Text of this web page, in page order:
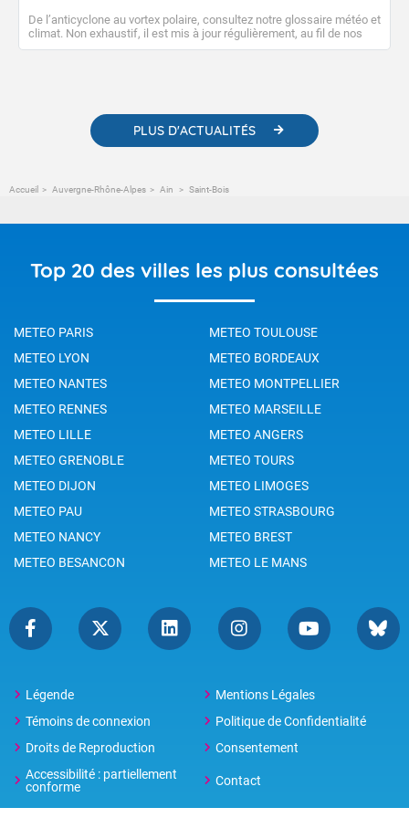
De l’anticyclone au vortex polaire, consultez notre glossaire météo et
climat. Non exhaustif, il est mis à jour régulièrement, au fil de nos
publications. Vous y trouverez également des liens utiles vers nos
PLUS D'ACTUALITÉS
Accueil Auvergne-Rhône-Alpes Ain Saint-Bois
Top 20 des villes les plus consultées
METEO PARIS
METEO TOULOUSE
METEO LYON
METEO BORDEAUX
METEO NANTES
METEO MONTPELLIER
METEO RENNES
METEO MARSEILLE
METEO LILLE
METEO ANGERS
METEO GRENOBLE
METEO TOURS
METEO DIJON
METEO LIMOGES
METEO PAU
METEO STRASBOURG
METEO NANCY
METEO BREST
METEO BESANCON
METEO LE MANS
Légende
Mentions Légales
Témoins de connexion
Politique de Confidentialité
Droits de Reproduction
Consentement
Accessibilité : partiellement
conforme
Contact